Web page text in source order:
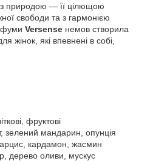
з природою — її цілющою
свободи та з гармонією
Versense немов створила
жінок, які впевнені в собі,
фруктові
зелений мандарин, опунція
кардамон, жасмин
дерево оливи, мускус